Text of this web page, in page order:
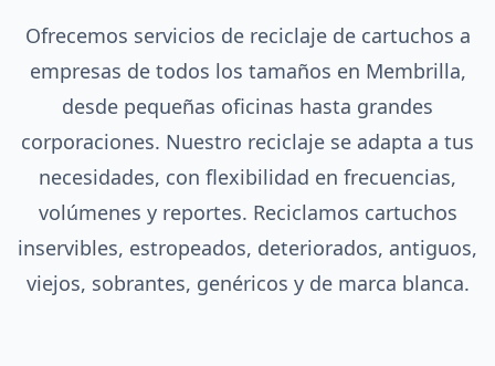
Ofrecemos servicios de reciclaje de cartuchos a
empresas de todos los tamaños en Membrilla,
desde pequeñas oficinas hasta grandes
corporaciones. Nuestro reciclaje se adapta a tus
necesidades, con flexibilidad en frecuencias,
volúmenes y reportes. Reciclamos cartuchos
inservibles, estropeados, deteriorados, antiguos,
viejos, sobrantes, genéricos y de marca blanca.